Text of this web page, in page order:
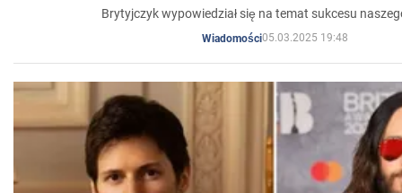
Brytyjczyk wypowiedział się na temat sukcesu
Wiadomości05.03.2025 19:48